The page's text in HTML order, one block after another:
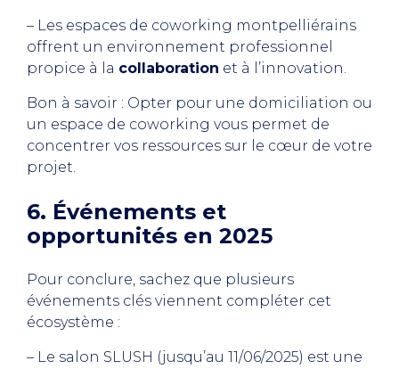
– Les espaces de coworking montpelliérains
offrent un environnement professionnel
propice à la collaboration et à l’innovation.
Bon à savoir : Opter pour une domiciliation ou
un espace de coworking vous permet de
concentrer vos ressources sur le cœur de votre
projet.
6. Événements et
opportunités en 2025
Pour conclure, sachez que plusieurs
événements clés viennent compléter cet
écosystème :
– Le salon SLUSH (jusqu’au 11/06/2025) est une